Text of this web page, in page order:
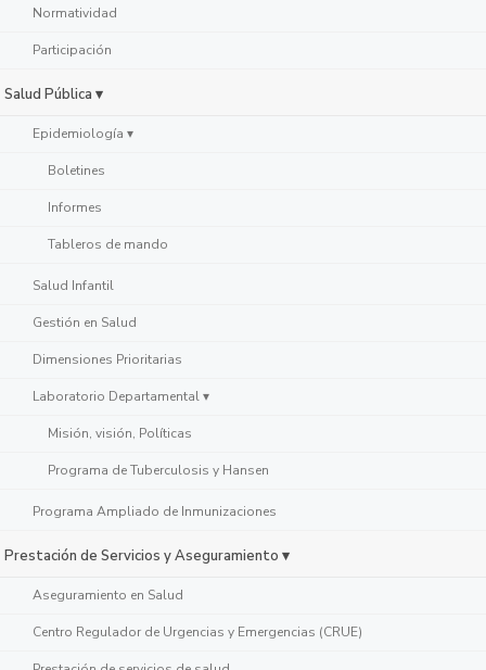
Normatividad
Participación
Salud Pública ▾
Epidemiología ▾
Boletines
Informes
Tableros de mando
Salud Infantil
Gestión en Salud
Dimensiones Prioritarias
Laboratorio Departamental ▾
Misión, visión, Políticas
Programa de Tuberculosis y Hansen
Programa Ampliado de Inmunizaciones
Prestación de Servicios y Aseguramiento ▾
Aseguramiento en Salud
Centro Regulador de Urgencias y Emergencias (CRUE)